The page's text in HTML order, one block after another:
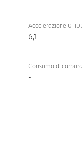
Accelerazione 0-
6,1
Consumo di
-